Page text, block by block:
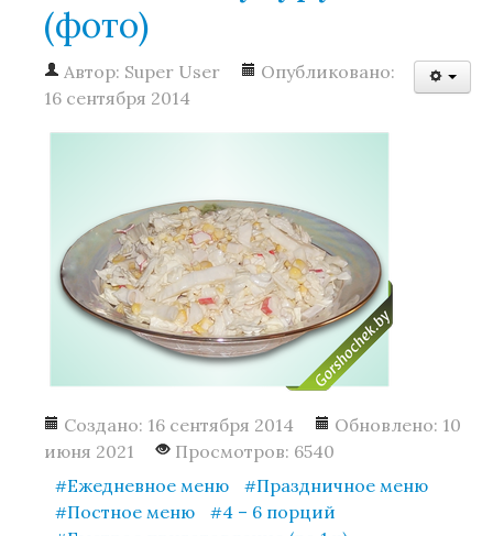
Салаты
Первые блюда
Гарниры и каши
Блюда из птицы
(фото)
Автор: Super User
Опубликовано:
16 сентября 2014
Создано: 16 сентября 2014
Обновлено: 10
июня 2021
Просмотров: 6540
Ежедневное меню
Праздничное меню
Постное меню
4 – 6 порций